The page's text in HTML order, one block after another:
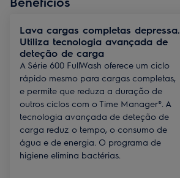
Lava cargas completas depressa.
Utiliza tecnologia avançada de
deteção de carga
A Série 600 FullWash oferece um ciclo
rápido mesmo para cargas completas,
e permite que reduza a duração de
outros ciclos com o Time Manager®. A
tecnologia avançada de deteção de
carga reduz o tempo, o consumo de
água e de energia. O programa de
higiene elimina bactérias.